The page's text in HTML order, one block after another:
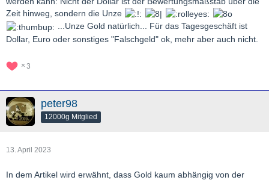
Zeit hinweg, sondern die Unze
...Unze Gold natürlich... Für das Tagesgeschäft ist
Dollar, Euro oder sonstiges "Falschgeld" ok, mehr aber auch nicht.
3
peter98
12000g Mitglied
13. April 2023
In dem Artikel wird erwähnt, dass Gold kaum abhängig von der